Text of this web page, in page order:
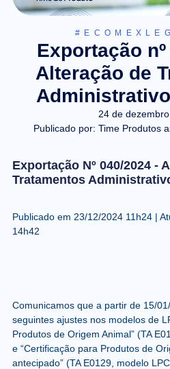
Exportação
Alteração de
24 de
Publicado por: Time Produtos
Exportação Nº 040/2024 -
Tratamentos
Publicado em 23/12/2024 11h24 |
14h42
Comunicamos que a partir de 15/
seguintes ajustes nos modelos de
Produtos de Origem Animal” (TA
e “Certificação para Produtos de
antecipado” (TA E0129, modelo